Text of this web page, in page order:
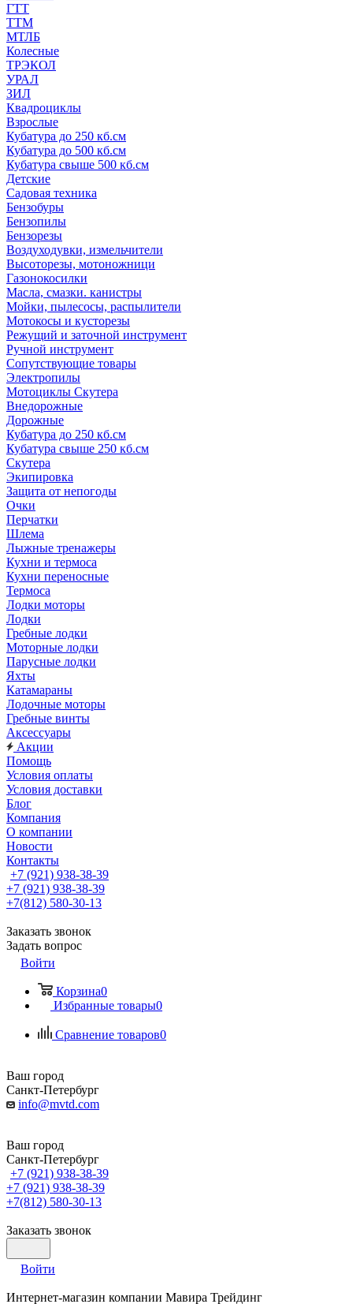
ГТТ
ТТМ
МТЛБ
Колесные
ТРЭКОЛ
УРАЛ
ЗИЛ
Квадроциклы
Взрослые
Кубатура до 250 кб.см
Кубатура до 500 кб.см
Кубатура свыше 500 кб.см
Детские
Садовая техника
Бензобуры
Бензопилы
Бензорезы
Воздуходувки, измельчители
Высоторезы, мотоножници
Газонокосилки
Масла, смазки. канистры
Мойки, пылесосы, распылители
Мотокосы и кусторезы
Режущий и заточной инструмент
Ручной инструмент
Сопутствующие товары
Электропилы
Мотоциклы Скутера
Внедорожные
Дорожные
Кубатура до 250 кб.см
Кубатура свыше 250 кб.см
Скутера
Экипировка
Защита от непогоды
Очки
Перчатки
Шлема
Лыжные тренажеры
Кухни и термоса
Кухни переносные
Термоса
Лодки моторы
Лодки
Гребные лодки
Моторные лодки
Парусные лодки
Яхты
Катамараны
Лодочные моторы
Гребные винты
Аксессуары
Акции
Помощь
Условия оплаты
Условия доставки
Блог
Компания
О компании
Новости
Контакты
+7 (921) 938-38-39
+7 (921) 938-38-39
+7(812) 580-30-13
Заказать звонок
Задать вопрос
Войти
Корзина0
Избранные товары0
Сравнение товаров0
Ваш город
Санкт-Петербург
info@mvtd.com
Ваш город
Санкт-Петербург
+7 (921) 938-38-39
+7 (921) 938-38-39
+7(812) 580-30-13
Заказать звонок
Войти
Интернет-магазин компании Мавира Трейдинг